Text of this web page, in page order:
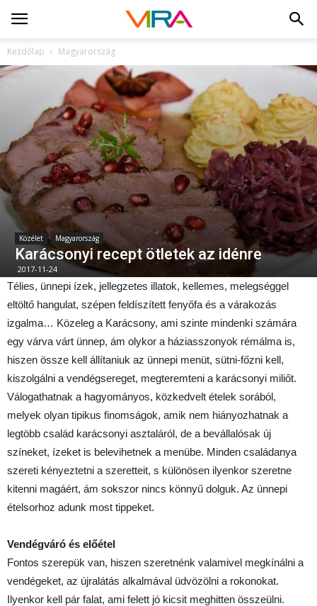
Kezdőlap Magyarország
Közélet Magyarország
Karácsonyi recept ötletek az idénre
2017-11-24
Télies, ünnepi ízek, jellegzetes illatok, kellemes, melegséggel
eltöltő hangulat, szépen feldíszített fenyőfa és a várakozás
izgalma… Közeleg a Karácsony, ami szinte mindenki számára
egy várva várt ünnep, ám olykor a háziasszonyok rémálma is,
hiszen össze kell állítaniuk az ünnepi menüt, sütni-főzni kell,
kiszolgálni a vendégsereget, megteremteni a karácsonyi miliőt.
Válogathatnak a hagyományos, közkedvelt ételek sorából,
melyek olyan tipikus finomságok, amik nem hiányozhatnak a
legtöbb család karácsonyi asztaláról, de a bevállalósak új
színeket, ízeket is belevihetnek a menübe. Minden családanya
szereti kényeztetni a szeretteit, s különösen ilyenkor szeretne
kitenni magáért, ám sokszor nincs könnyű dolguk. Az ünnepi
ételsorhoz adunk most tippeket.
Vendégváró és előétel
Fontos szerepük van, hiszen szeretnénk valamivel megkínálni a
vendégeket, az újralátás alkalmával üdvözölni a rokonokat.
Ilyenkor kell pár falat, ami felett jó kicsit meghitten összeülni.